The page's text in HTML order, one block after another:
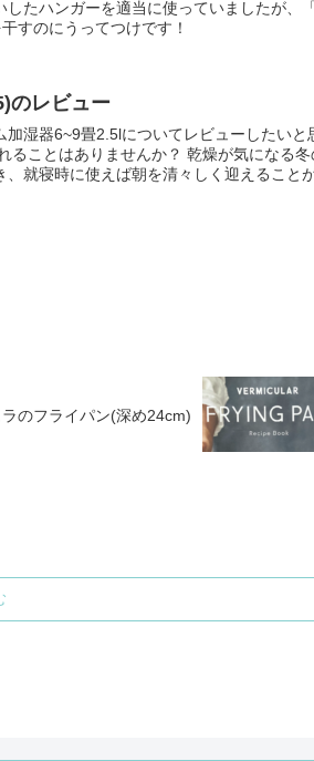
たハンガーを適当に使っていましたが、
すのにうってつけです！
のレビュー
湿器6~9畳2.5lについてレビューしたいと
ることはありませんか？ 乾燥が気になる冬
就寝時に使えば朝を清々しく迎えることが
のフライパン(深め24cm)